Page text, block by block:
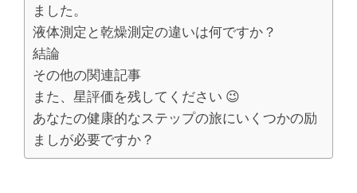
ました。
液体測定と乾燥測定の違いは何ですか？
結論
その他の関連記事
また、星評価を残してください 😉
あなたの健康的なステップの旅にいくつかの励
ましが必要ですか？